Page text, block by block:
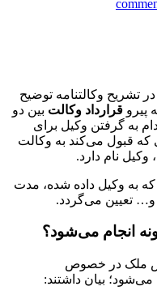
تشریح وکالتنامه توضیح
پیرو قرارداد وکالت بین دو
به گرفتن وکیل برای
که قبول می‌کند به وکالت
وکیل نام دارد.
که به وکیل داده شده، مدت
و… تعیین می‌گردد.
انجام می‌شود؟
ملک در خصوص
می‌شود؛ بیان داشتند: